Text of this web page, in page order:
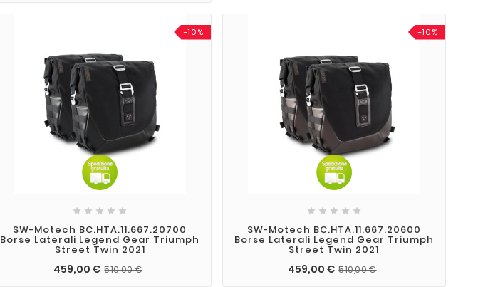
-10%
    
SW-Motech BC.HTA.11.667.20700
Borse Laterali Legend Gear Triumph
Street Twin 2021
459,00 € 510,00 €
-10%
    
SW-Motech BC.HTA.11.667.20600
Borse Laterali Legend Gear Triumph
Street Twin 2021
459,00 € 510,00 €